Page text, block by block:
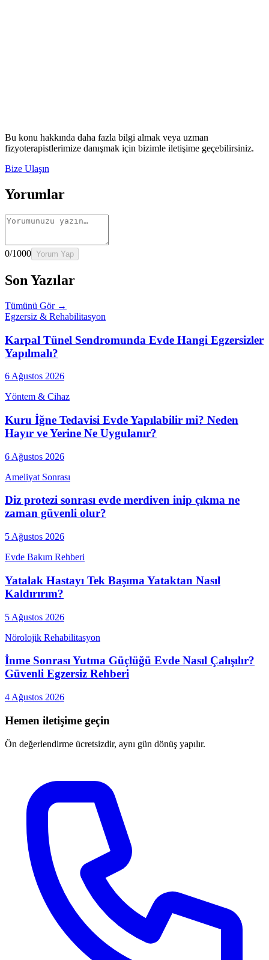
Bu konu hakkında daha fazla bilgi almak veya uzman
fizyoterapistlerimize danışmak için bizimle iletişime geçebilirsiniz.
Bize Ulaşın
Yorumlar
0/1000 Yorum Yap
Son Yazılar
Tümünü Gör →
Egzersiz & Rehabilitasyon
Karpal Tünel Sendromunda Evde Hangi Egzersizler
Yapılmalı?
6 Ağustos 2026
Yöntem & Cihaz
Kuru İğne Tedavisi Evde Yapılabilir mi? Neden
Hayır ve Yerine Ne Uygulanır?
6 Ağustos 2026
Ameliyat Sonrası
Diz protezi sonrası evde merdiven inip çıkma ne
zaman güvenli olur?
5 Ağustos 2026
Evde Bakım Rehberi
Yatalak Hastayı Tek Başıma Yataktan Nasıl
Kaldırırım?
5 Ağustos 2026
Nörolojik Rehabilitasyon
İnme Sonrası Yutma Güçlüğü Evde Nasıl Çalışılır?
Güvenli Egzersiz Rehberi
4 Ağustos 2026
Hemen iletişime geçin
Ön değerlendirme ücretsizdir, aynı gün dönüş yapılır.